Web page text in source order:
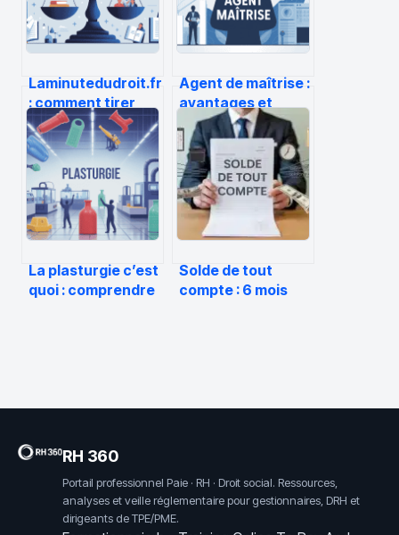
Laminutedudroit.fr
: comment tirer
parti de ce média
juridique en ligne
Agent de maîtrise :
avantages et
inconvénients à
bien connaître
avant de décider
La plasturgie c’est
quoi : comprendre
Solde de tout
compte : 6 mois
RH 360
Portail professionnel Paie · RH · Droit social. Ressources,
analyses et veille réglementaire pour gestionnaires, DRH et
dirigeants de TPE/PME.